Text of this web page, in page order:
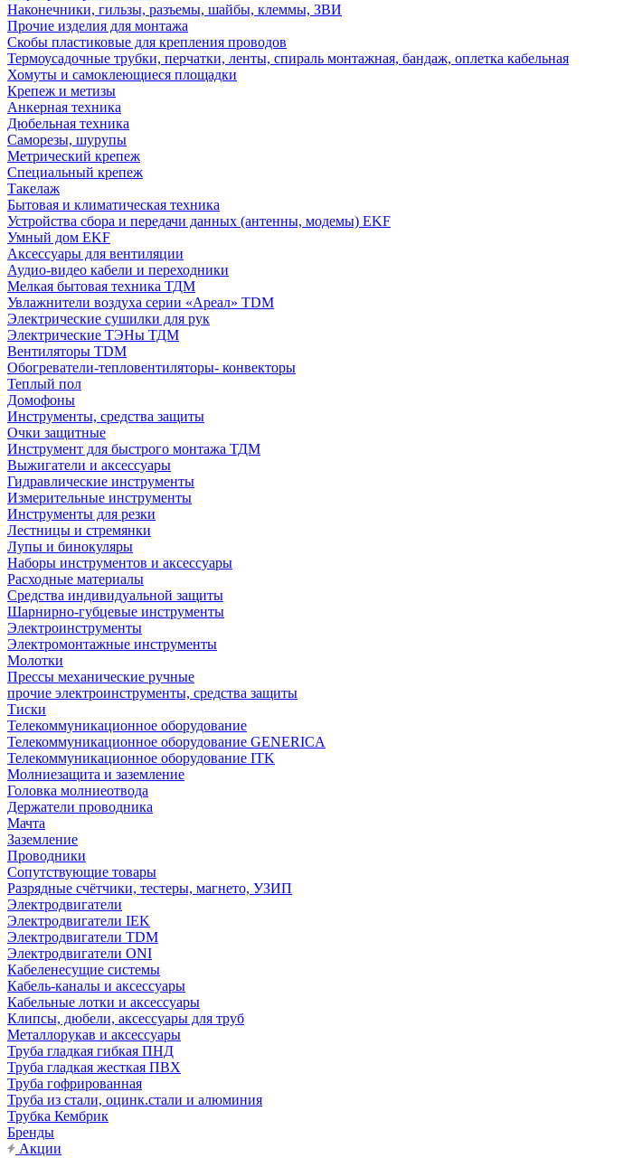
Наконечники, гильзы, разъемы, шайбы, клеммы, ЗВИ
Прочие изделия для монтажа
Скобы пластиковые для крепления проводов
Термоусадочные трубки, перчатки, ленты, спираль монтажная, бандаж, оплетка кабельная
Хомуты и самоклеющиеся площадки
Крепеж и метизы
Анкерная техника
Дюбельная техника
Саморезы, шурупы
Метрический крепеж
Специальный крепеж
Такелаж
Бытовая и климатическая техника
Устройства сбора и передачи данных (антенны, модемы) EKF
Умный дом EKF
Аксессуары для вентиляции
Аудио-видео кабели и переходники
Мелкая бытовая техника ТДМ
Увлажнители воздуха серии «Ареал» TDM
Электрические сушилки для рук
Электрические ТЭНы ТДМ
Вентиляторы TDM
Обогреватели-тепловентиляторы- конвекторы
Теплый пол
Домофоны
Инструменты, средства защиты
Очки защитные
Инструмент для быстрого монтажа ТДМ
Выжигатели и аксессуары
Гидравлические инструменты
Измерительные инструменты
Инструменты для резки
Лестницы и стремянки
Лупы и бинокуляры
Наборы инструментов и аксессуары
Расходные материалы
Средства индивидуальной защиты
Шарнирно-губцевые инструменты
Электроинструменты
Электромонтажные инструменты
Молотки
Прессы механические ручные
прочие электроинструменты, средства защиты
Тиски
Телекоммуникационное оборудование
Телекоммуникационное оборудование GENERICA
Телекоммуникационное оборудование ITK
Молниезащита и заземление
Головка молниеотвода
Держатели проводника
Мачта
Заземление
Проводники
Сопутствующие товары
Разрядные счётчики, тестеры, магнето, УЗИП
Электродвигатели
Электродвигатели IEK
Электродвигатели TDM
Электродвигатели ONI
Кабеленесущие системы
Кабель-каналы и аксессуары
Кабельные лотки и аксессуары
Клипсы, дюбели, аксессуары для труб
Металлорукав и аксессуары
Труба гладкая гибкая ПНД
Труба гладкая жесткая ПВХ
Труба гофрированная
Труба из стали, оцинк.стали и алюминия
Трубка Кембрик
Бренды
Акции